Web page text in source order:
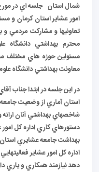
امور عشاير استان كرمان و
تعاونيها و مشاركت مردمي و
محترم بهداشتي دانشگاه
مسئولين حوزه هاي مختلف
معاونت بهداشتي دانشگاه
در اين جلسه در ابتدا جناب
استان آماري از وضعيت
شاخصهاي بهداشتي آنان ارائه
دستورهاي كاري اداره كل
بهداشت جامعه عشايري استان
اداره كل امور عشاير
دهد نيازمند همكاري و ياري